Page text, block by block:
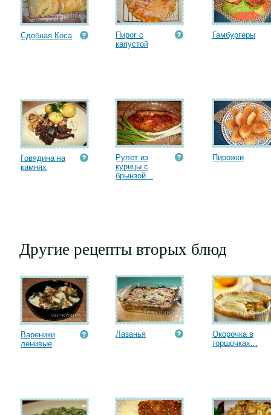
Сдобная Коса
Пирог с
капустой
Гамбургеры
Говядина на
камнях
Рулет из
курицы с
брынзой...
Пирожки
Другие рецепты вторых блюд
Вареники
ленивые
Лазанья
Окорочка в
горшочках...